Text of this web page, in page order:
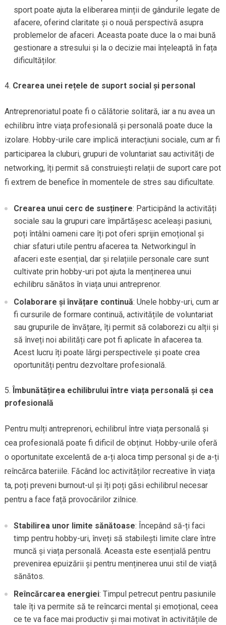
sport poate ajuta la eliberarea minții de gândurile legate de
afacere, oferind claritate și o nouă perspectivă asupra
problemelor de afaceri. Aceasta poate duce la o mai bună
gestionare a stresului și la o decizie mai înțeleaptă în fața
dificultăților.
Crearea unei rețele de suport social și personal
Antreprenoriatul poate fi o călătorie solitară, iar a nu avea un
echilibru între viața profesională și personală poate duce la
izolare. Hobby-urile care implică interacțiuni sociale, cum ar fi
participarea la cluburi, grupuri de voluntariat sau activități de
networking, îți permit să construiești relații de suport care pot
fi extrem de benefice în momentele de stres sau dificultate.
Crearea unui cerc de susținere: Participând la activități
sociale sau la grupuri care împărtășesc aceleași pasiuni,
poți întâlni oameni care îți pot oferi sprijin emoțional și
chiar sfaturi utile pentru afacerea ta. Networkingul în
afaceri este esențial, dar și relațiile personale care sunt
cultivate prin hobby-uri pot ajuta la menținerea unui
echilibru sănătos în viața unui antreprenor.
Colaborare și învățare continuă: Unele hobby-uri, cum ar
fi cursurile de formare continuă, activitățile de voluntariat
sau grupurile de învățare, îți permit să colaborezi cu alții și
să înveți noi abilități care pot fi aplicate în afacerea ta.
Acest lucru îți poate lărgi perspectivele și poate crea
oportunități pentru dezvoltare profesională.
Îmbunătățirea echilibrului între viața personală și cea
profesională
Pentru mulți antreprenori, echilibrul între viața personală și
cea profesională poate fi dificil de obținut. Hobby-urile oferă
o oportunitate excelentă de a-ți aloca timp personal și de a-ți
reîncărca bateriile. Făcând loc activităților recreative în viața
ta, poți preveni burnout-ul și îți poți găsi echilibrul necesar
pentru a face față provocărilor zilnice.
Stabilirea unor limite sănătoase: Începând să-ți faci
timp pentru hobby-uri, înveți să stabilești limite clare între
muncă și viața personală. Aceasta este esențială pentru
prevenirea epuizării și pentru menținerea unui stil de viață
sănătos.
Reîncărcarea energiei: Timpul petrecut pentru pasiunile
tale îți va permite să te reîncarci mental și emoțional, ceea
ce te va face mai productiv și mai motivat în activitățile de